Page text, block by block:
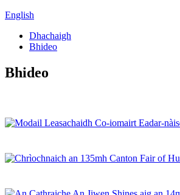
English
Dhachaigh
Bhideo
Bhideo